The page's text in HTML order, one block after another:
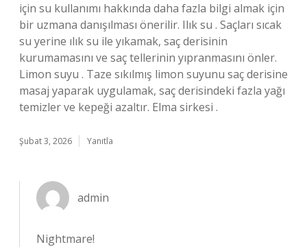
için su kullanımı hakkında daha fazla bilgi almak için
bir uzmana danışılması önerilir. Ilık su . Saçları sıcak
su yerine ılık su ile yıkamak, saç derisinin
kurumamasını ve saç tellerinin yıpranmasını önler.
Limon suyu . Taze sıkılmış limon suyunu saç derisine
masaj yaparak uygulamak, saç derisindeki fazla yağı
temizler ve kepeği azaltır. Elma sirkesi .
Şubat 3, 2026 Yanıtla
admin
Nightmare!